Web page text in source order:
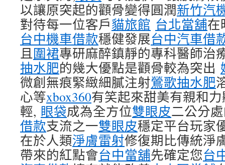
以讓原突起的顴骨變得圓潤新竹汽
對待每一位客戶貓旅館 台北當舖在
台中機車借款穩健發展台中汽車借
且圍裙專研麻醉鎮靜的專科醫師治
抽水肥的幾大優點是顴骨較為突出
微創無痕緊緻細膩注射鶯歌抽水肥
心等xbox360有笑起來甜美有親和
輕, 眼袋成為全方位雙眼皮二公分
借款支流之一雙眼皮穩定平台玩家
在於人類淨膚雷射修復期比傳統淨
帶來的紅點會台中當舖先確定您台